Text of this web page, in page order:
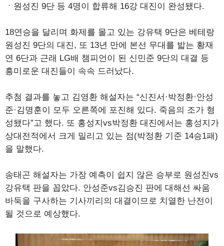
ㆍ원성진 9단 등 4명이 합류해 16강 대진이 완성됐다.
18연승을 달리며 화제를 몰고 있는 강유택 9단은 베테랑
원성진 9단의 대진, 또 13년 만에 본선 무대를 밟는 황재
연 6단과 근래 LG배 챔피언이 된 신민준 9단의 대결 등
흥미로운 대진들이 속속 드러났다.
추첨 결과를 놓고 김영환 해설자는 “신진서·박정환·안성
준·김명훈이 모두 오른쪽에 포진해 있다. 죽음의 조가 형
성됐다”고 했다. 또 홍성지vs박정환 대진에서는 홍성지가
상대전적에서 크게 밀리고 있는 점(박정환 기준 14승1패)
을 말했다.
송태곤 해설자는 가장 예측이 쉽지 않은 승부로 원성진vs
강유택 판을 꼽았다. 안성준vs김승진 판에 대해선 싸움
바둑을 구사하는 기사끼리의 대결이므로 치열한 난전이
될 것으로 예상했다.